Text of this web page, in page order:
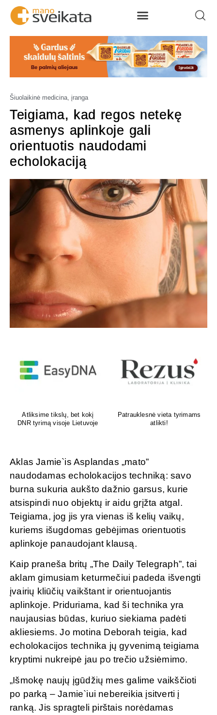
Šiuolaikinė medicina, įranga
Teigiama, kad regos netekę
asmenys aplinkoje gali
orientuotis naudodami
echolokaciją
Venų ligų diagnostika,
lazerinis ir chirurginis
Psichoterapeutas
M.G.Maksimalietis
Aklas Jamie`is Asplandas „mato”
naudodamas echolokacijos techniką: savo
burna sukuria aukšto dažnio garsus, kurie
atsispindi nuo objektų ir aidu grįžta atgal.
Teigiama, jog jis yra vienas iš kelių vaikų,
kuriems išugdomas gebėjimas orientuotis
aplinkoje panaudojant klausą.
Kaip praneša britų „The Daily Telegraph”, tai
aklam gimusiam keturmečiui padeda išvengti
įvairių kliūčių vaikštant ir orientuojantis
aplinkoje. Priduriama, kad ši technika yra
naujausias būdas, kuriuo siekiama padėti
akliesiems. Jo motina Deborah teigia, kad
echolokacijos technika jų gyvenimą teigiama
kryptimi nukreipė jau po trečio užsiėmimo.
„Išmokę naujų įgūdžių mes galime vaikščioti
po parką – Jamie`iui nebereikia įsitverti į
ranką. Jis spragteli pirštais norėdamas